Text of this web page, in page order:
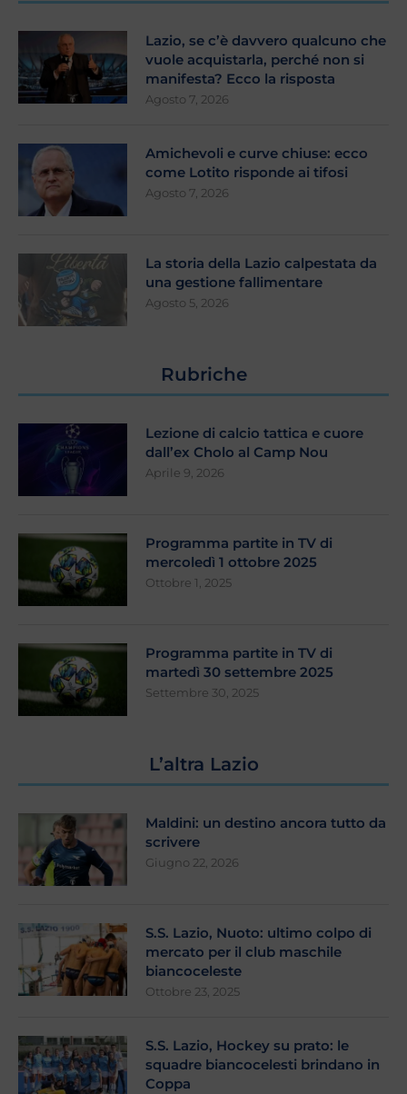
Lazio, se c’è davvero qualcuno che
vuole acquistarla, perché non si
manifesta? Ecco la risposta
Agosto 7, 2026
Amichevoli e curve chiuse: ecco
come Lotito risponde ai tifosi
Agosto 7, 2026
La storia della Lazio calpestata da
una gestione fallimentare
Agosto 5, 2026
Rubriche
Lezione di calcio tattica e cuore
dall’ex Cholo al Camp Nou
Aprile 9, 2026
Programma partite in TV di
mercoledì 1 ottobre 2025
Ottobre 1, 2025
Programma partite in TV di
martedì 30 settembre 2025
Settembre 30, 2025
L’altra Lazio
Maldini: un destino ancora tutto da
scrivere
Giugno 22, 2026
S.S. Lazio, Nuoto: ultimo colpo di
mercato per il club maschile
biancoceleste
Ottobre 23, 2025
S.S. Lazio, Hockey su prato: le
squadre biancocelesti brindano in
Coppa